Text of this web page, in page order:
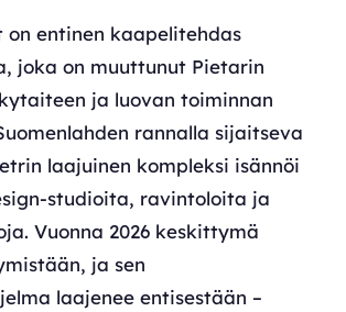
on entinen kaapelitehdas
joka on muuttunut Pietarin
ja luovan toiminnan
rannalla sijaitseva
laajuinen kompleksi isännöi
studioita, ravintoloita ja
Vuonna 2026 keskittymä
ja sen
laajenee entisestään –